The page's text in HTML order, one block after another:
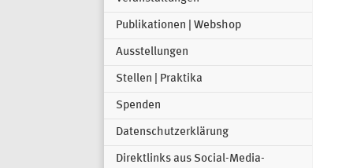
Publikationen | Webshop
Ausstellungen
Stellen | Praktika
Spenden
Datenschutzerklärung
Direktlinks aus Social-Media-